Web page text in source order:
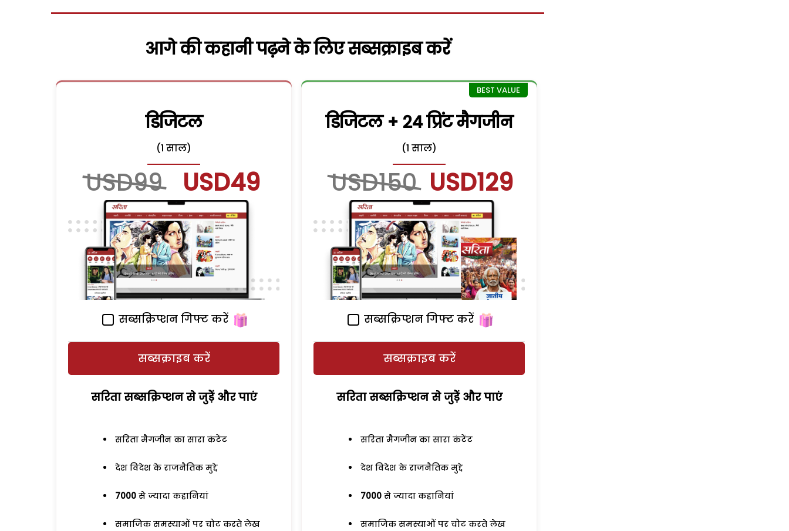
आगे की कहानी पढ़ने के लिए सब्सक्राइब करें
डिजिटल
(1 साल)
USD99 USD49
सब्सक्रिप्शन गिफ्ट करें
सब्सक्राइब करें
सरिता सब्सक्रिप्शन से जुड़ेें और पाएं
सरिता मैगजीन का सारा कंटेंट
देश विदेश के राजनैतिक मुद्दे
7000 से ज्यादा कहानियां
समाजिक समस्याओं पर चोट करते लेख
डिजिटल + 24 प्रिंट मैगजीन
(1 साल)
USD150 USD129
सब्सक्रिप्शन गिफ्ट करें
सब्सक्राइब करें
सरिता सब्सक्रिप्शन से जुड़ेें और पाएं
सरिता मैगजीन का सारा कंटेंट
देश विदेश के राजनैतिक मुद्दे
7000 से ज्यादा कहानियां
समाजिक समस्याओं पर चोट करते लेख